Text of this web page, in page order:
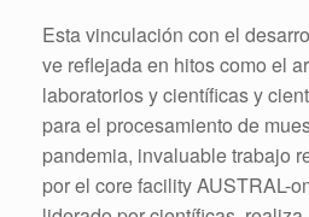
Esta vinculación con el
ve reflejada en hitos como el
laboratorios y científicas y
para el procesamiento de
pandemia, invaluable trabajo
por el core facility AUSTRAL-